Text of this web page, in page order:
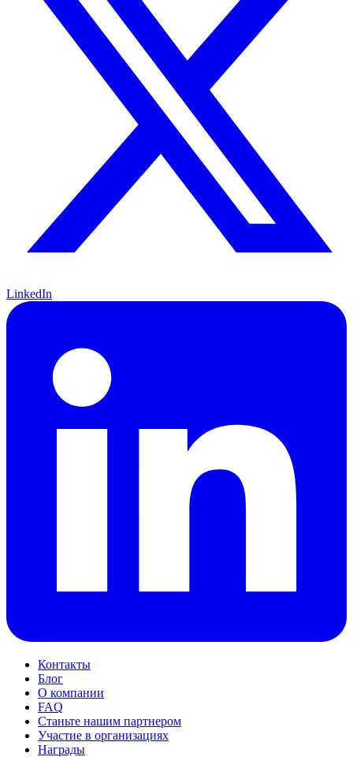
LinkedIn
Контакты
Блог
О компании
FAQ
Станьте нашим партнером
Участие в организациях
Награды